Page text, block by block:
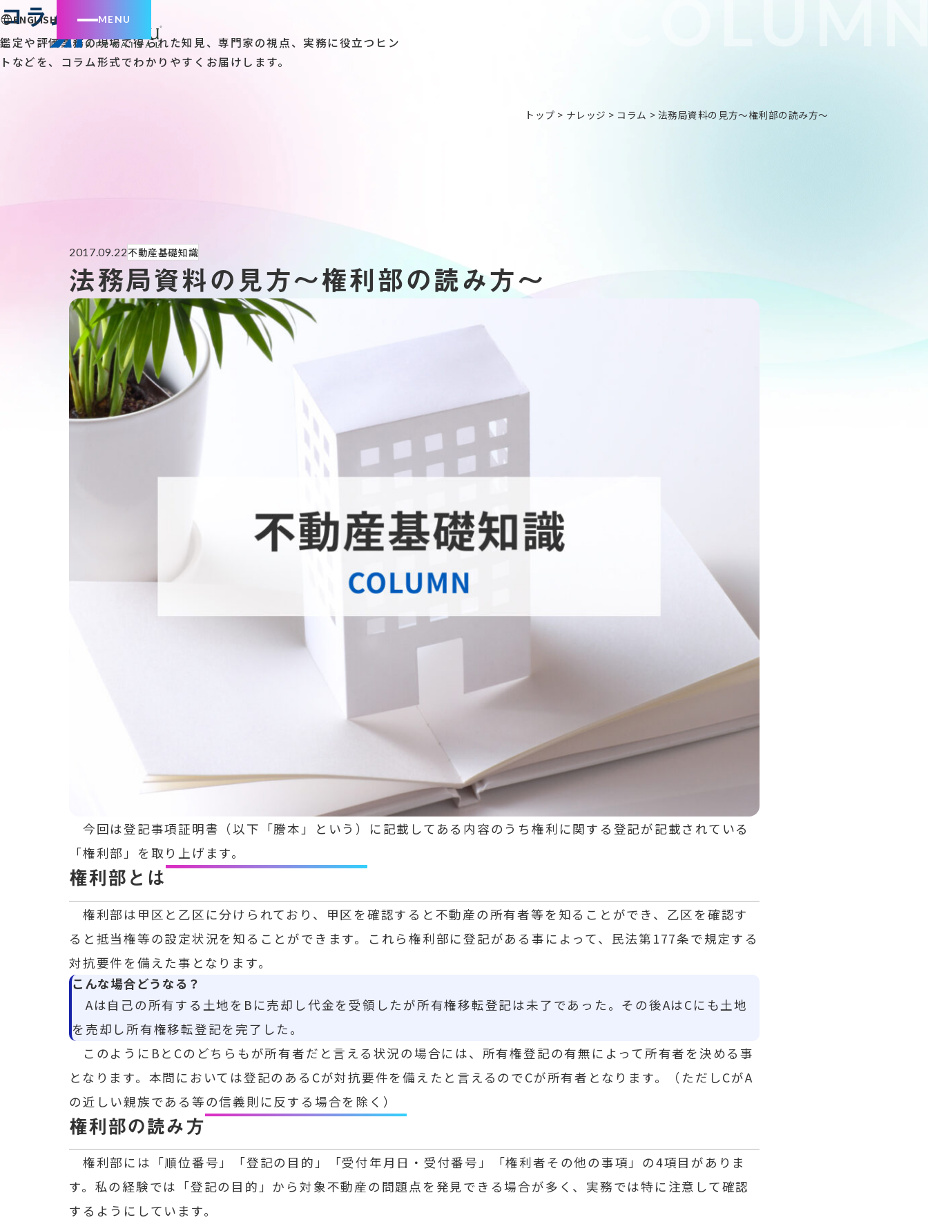
ENGLISH
コラム
鑑定や評価業務の現場で得られた知見、専門家の視点、実務に役立つヒン
トなどを、コラム形式でわかりやすくお届けします。
トップ > ナレッジ > コラム > 法務局資料の見方～権利部の読み方～
2017.09.22不動産基礎知識
法務局資料の見方～権利部の読み方～
今回は登記事項証明書（以下「謄本」という）に記載してある内容のうち権利に関する登記が記載されている
「権利部」を取り上げます。
権利部とは
権利部は甲区と乙区に分けられており、甲区を確認すると不動産の所有者等を知ることができ、乙区を確認す
ると抵当権等の設定状況を知ることができます。これら権利部に登記がある事によって、民法第177条で規定する
対抗要件を備えた事となります。
こんな場合どうなる？
Aは自己の所有する土地をBに売却し代金を受領したが所有権移転登記は未了であった。その後AはCにも土地
を売却し所有権移転登記を完了した。
このようにBとCのどちらもが所有者だと言える状況の場合には、所有権登記の有無によって所有者を決める事
となります。本問においては登記のあるCが対抗要件を備えたと言えるのでCが所有者となります。（ただしCがA
の近しい親族である等の信義則に反する場合を除く）
権利部の読み方
権利部には「順位番号」「登記の目的」「受付年月日・受付番号」「権利者その他の事項」の4項目がありま
す。私の経験では「登記の目的」から対象不動産の問題点を発見できる場合が多く、実務では特に注意して確認
するようにしています。